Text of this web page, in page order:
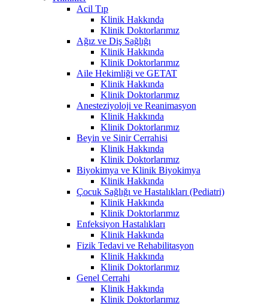
Acil Tıp
Klinik Hakkında
Klinik Doktorlarımız
Ağız ve Diş Sağlığı
Klinik Hakkında
Klinik Doktorlarımız
Aile Hekimliği ve GETAT
Klinik Hakkında
Klinik Doktorlarımız
Anesteziyoloji ve Reanimasyon
Klinik Hakkında
Klinik Doktorlarımız
Beyin ve Sinir Cerrahisi
Klinik Hakkında
Klinik Doktorlarımız
Biyokimya ve Klinik Biyokimya
Klinik Hakkında
Çocuk Sağlığı ve Hastalıkları (Pediatri)
Klinik Hakkında
Klinik Doktorlarımız
Enfeksiyon Hastalıkları
Klinik Hakkında
Fizik Tedavi ve Rehabilitasyon
Klinik Hakkında
Klinik Doktorlarımız
Genel Cerrahi
Klinik Hakkında
Klinik Doktorlarımız